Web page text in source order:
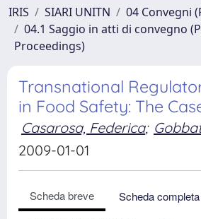
IRIS SIARI UNITN
04 Convegni
04.1 Saggio in atti di convegno
Proceedings)
Transnational
in Food Safety: The
Casarosa, Federica;
2009-01-01
Scheda breve
Scheda completa